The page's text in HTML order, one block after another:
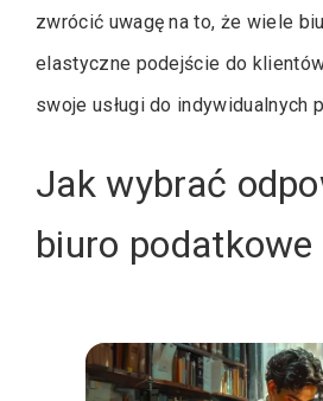
zwrócić uwagę na to, że wiele
elastyczne podejście do
swoje usługi do indywidualnych
Jak wybrać
biuro podatkowe